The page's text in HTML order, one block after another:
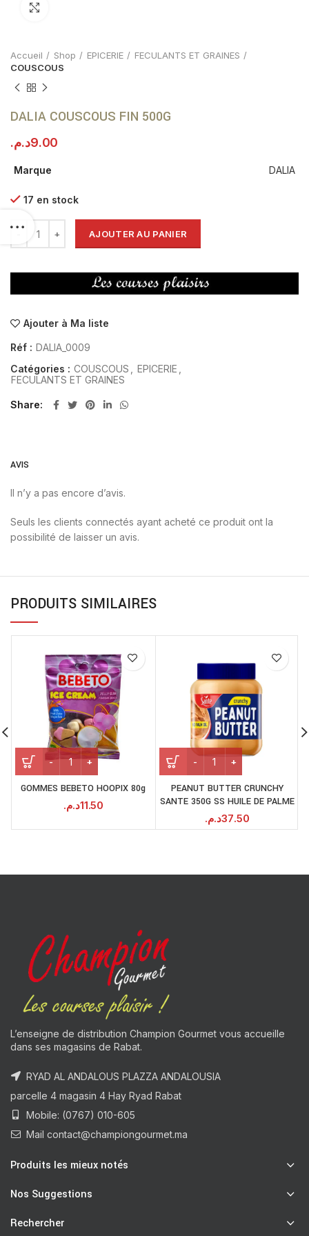
Accueil Shop EPICERIE
FECULANTS ET GRAINES
COUSCOUS
DALIA COUSCOUS FIN 500G
9.00د.م.
Marque DALIA
17 en stock
AJOUTER AU PANIER
Ajouter à Ma liste
Réf : DALIA_0009
Catégories : COUSCOUS EPICERIE
FECULANTS ET GRAINES
Share
AVIS
Il n’y a pas encore d’avis.
Seuls les clients connectés ayant acheté ce produit ont la
possibilité de laisser un avis.
PRODUITS SIMILAIRES
GOMMES BEBETO HOOPIX 80g
11.50د.م.
PEANUT BUTTER CRUNCHY
SANTE 350G SS HUILE DE PALME
37.50د.م.
L’enseigne de distribution Champion Gourmet vous accueille
dans ses magasins de Rabat.
RYAD AL ANDALOUS PLAZZA ANDALOUSIA
parcelle 4 magasin 4 Hay Ryad Rabat
Mobile: (0767) 010-605
Mail contact@championgourmet.ma
Produits les mieux notés
Nos Suggestions
Rechercher